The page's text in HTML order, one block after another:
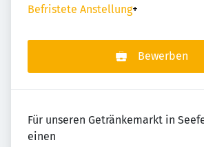
Befristete Anstellung+
Bewerben
Für unseren Getränkemarkt in
einen